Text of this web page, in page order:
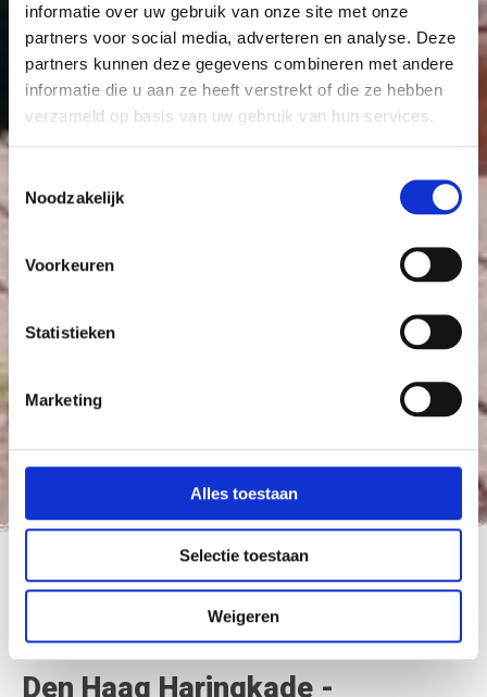
informatie over uw gebruik van onze site met onze
partners voor social media, adverteren en analyse. Deze
partners kunnen deze gegevens combineren met andere
informatie die u aan ze heeft verstrekt of die ze hebben
verzameld op basis van uw gebruik van hun services.
Noodzakelijk
Voorkeuren
Statistieken
Marketing
Alles toestaan
Selectie toestaan
Weigeren
Den Haag Haringkade – Westbroekpark
Den Haag Haringkade -